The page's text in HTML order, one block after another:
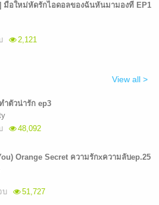
มือใหม่หัดรักไอดอลของฉันหันมามองที EP1
2,121
View all >
ำตัวน่ารัก ep3
48,092
Orange Secret ความรักxความลับep.25
บ
51,727